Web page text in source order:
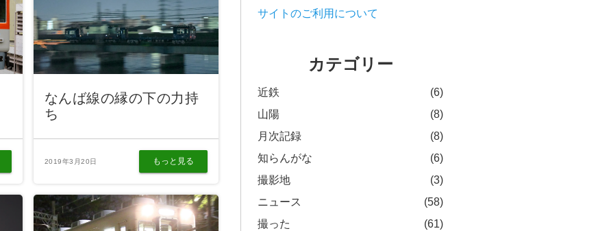
なんば線の縁の下の力持
ち
2019年3月20日 もっと見る
サイトのご利用について
カテゴリー
近鉄
(6)
山陽
(8)
月次記録
(8)
知らんがな
(6)
撮影地
(3)
ニュース
(58)
撮った
(61)